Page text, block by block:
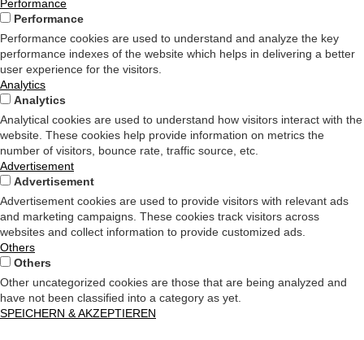
Performance
Performance
Performance cookies are used to understand and analyze the key
performance indexes of the website which helps in delivering a better
user experience for the visitors.
Analytics
Analytics
Analytical cookies are used to understand how visitors interact with the
website. These cookies help provide information on metrics the
number of visitors, bounce rate, traffic source, etc.
Advertisement
Advertisement
Advertisement cookies are used to provide visitors with relevant ads
and marketing campaigns. These cookies track visitors across
websites and collect information to provide customized ads.
Others
Others
Other uncategorized cookies are those that are being analyzed and
have not been classified into a category as yet.
SPEICHERN & AKZEPTIEREN